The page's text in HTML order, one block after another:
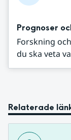
Prognoser
Forskning
du ska veta
Relaterade